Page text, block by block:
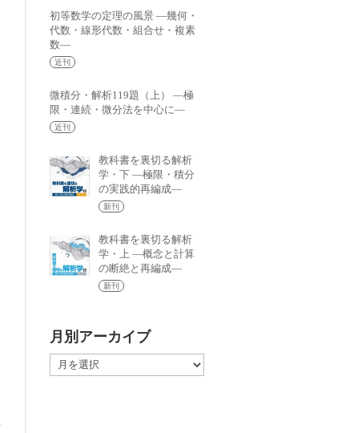
初等数学の定理の風景 —幾何・
代数・線形代数・組合せ・複素
数—
近刊
微積分・解析119題（上） —極
限・連続・微分法を中心に—
近刊
教科書を裏切る解析
学・下 —極限・積分
の実践的再編成—
新刊
教科書を裏切る解析
学・上 —概念と計算
の断絶と再編成—
新刊
月別アーカイブ
月